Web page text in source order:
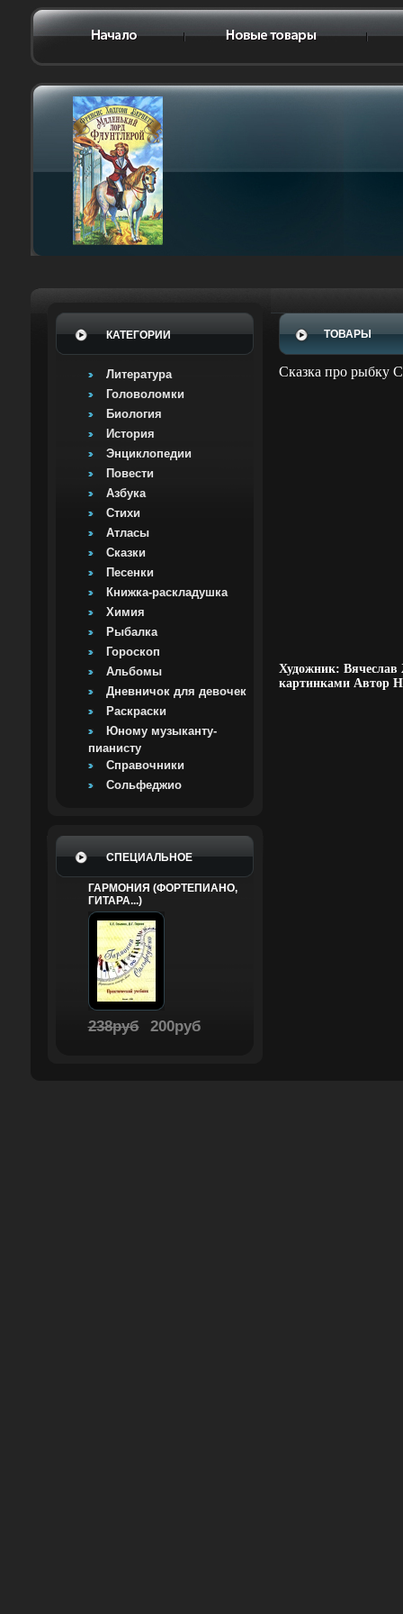
КАТЕГОРИИ
Литература
Головоломки
Биология
История
Энциклопедии
Повести
Азбука
Стихи
Атласы
Сказки
Песенки
Книжка-раскладушка
Химия
Рыбалка
Гороскоп
Альбомы
Дневничок для девочек
Раскраски
Юному музыканту-
пианисту
Справочники
Сольфеджио
СПЕЦИАЛЬНОЕ
ГАРМОНИЯ (ФОРТЕПИАНО,
ГИТАРА...)
238руб 200руб
ТОВАРЫ
Сказка про рыбку
Художник: Вячеслав
картинками Автор